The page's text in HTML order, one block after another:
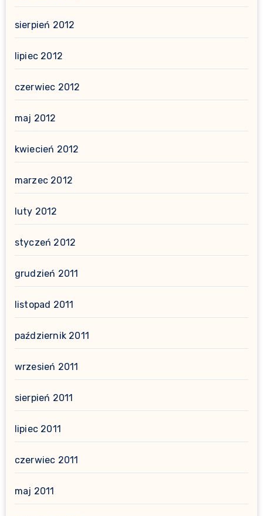
sierpień 2012
lipiec 2012
czerwiec 2012
maj 2012
kwiecień 2012
marzec 2012
luty 2012
styczeń 2012
grudzień 2011
listopad 2011
październik 2011
wrzesień 2011
sierpień 2011
lipiec 2011
czerwiec 2011
maj 2011